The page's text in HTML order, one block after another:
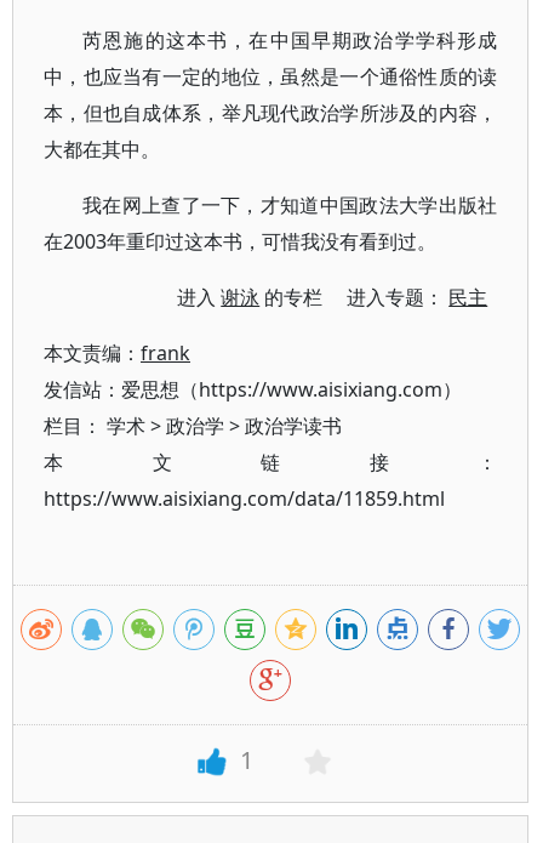
芮恩施的这本书，在中国早期政治学学科形成
中，也应当有一定的地位，虽然是一个通俗性质的读
本，但也自成体系，举凡现代政治学所涉及的内容，
大都在其中。
我在网上查了一下，才知道中国政法大学出版社
在2003年重印过这本书，可惜我没有看到过。
进入谢泳 的专栏 进入专题： 民主
本文责编： frank
发信站：爱思想（https://www.aisixiang.com）
栏目： 学术>政治学 >政治学读书
本文链接：
https://www.aisixiang.com/data/11859.html
1